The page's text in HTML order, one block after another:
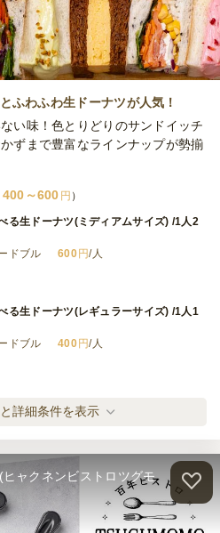
海フルコースラグジュアリーパーティプ
ドブル
4,320 円/人
ふわふわ生ドーナツが人気！
い味！色とりどりのサンドイッチ
ずまで豊富なラインナップが勢揃
400～600 円
る生ドーナツ(ミディアムサイズ) /1人2
ドブル
600円/人
る生ドーナツ(レギュラーサイズ) /1人1
ドブル
400 円/人
全てのプランを見る（2件）
詳細条件を表示
ャクネンビストロツグモ